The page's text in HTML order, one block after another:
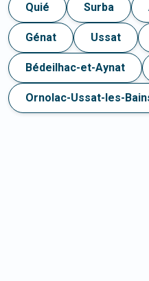
Quié Surba
Génat Ussat
Bédeilhac-et-Aynat
Ornolac-Ussat-les-